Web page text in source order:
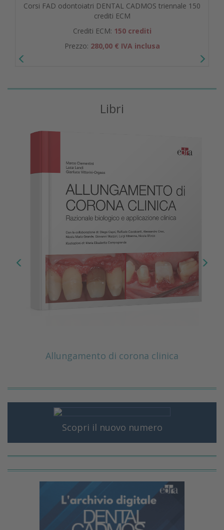
Corsi FAD odontoiatri DENTAL CADMOS triennale 150
crediti ECM
Crediti ECM: 150 crediti
Prezzo: 280,00 € IVA inclusa
Libri
Allungamento di corona clinica
Scopri il nuovo numero